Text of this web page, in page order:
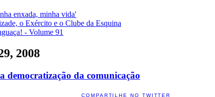
enxada, minha vida'
o Exército e o Clube da Esquina
- Volume 91
2008
democratização da comunicação
COMPARTILHE NO TWITTER